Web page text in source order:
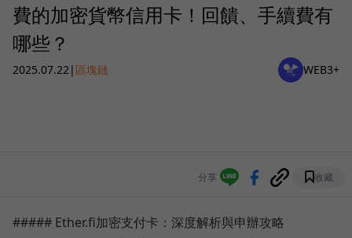
費的加密貨幣信用卡！回饋、手續費有
哪些？
2025.07.22| 區塊鏈 WEB3+
分享 收藏
##### Ether.fi加密支付卡：深度解析與申辦攻略